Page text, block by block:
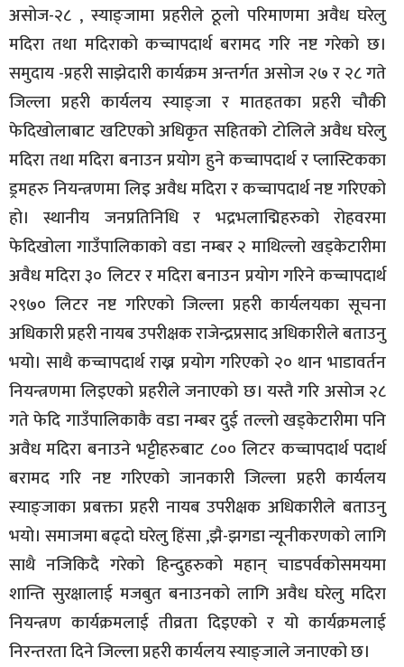
असोज-२८ , स्याङ्जामा प्रहरीले ठूलो परिमाणमा अवैध घरेलु
मदिरा तथा मदिराको कच्चापदार्थ बरामद गरि नष्ट गरेको छ।
समुदाय -प्रहरी साझेदारी कार्यक्रम अन्तर्गत असोज २७ र २८ गते
जिल्ला प्रहरी कार्यलय स्याङ्जा र मातहतका प्रहरी चौकी
फेदिखोलाबाट खटिएको अधिकृत सहितको टोलिले अवैध घरेलु
मदिरा तथा मदिरा बनाउन प्रयोग हुने कच्चापदार्थ र प्लास्टिकका
ड्रमहरु नियन्त्रणमा लिइ अवैध मदिरा र कच्चापदार्थ नष्ट गरिएको
हो। स्थानीय जनप्रतिनिधि र भद्रभलाद्मिहरुको रोहवरमा
फेदिखोला गाउँपालिकाको वडा नम्बर २ माथिल्लो खड्केटारीमा
अवैध मदिरा ३० लिटर र मदिरा बनाउन प्रयोग गरिने कच्चापदार्थ
२९७० लिटर नष्ट गरिएको जिल्ला प्रहरी कार्यलयका सूचना
अधिकारी प्रहरी नायब उपरीक्षक राजेन्द्रप्रसाद अधिकारीले बताउनु
भयो। साथै कच्चापदार्थ राख्न प्रयोग गरिएको २० थान भाडावर्तन
नियन्त्रणमा लिइएको प्रहरीले जनाएको छ। यस्तै गरि असोज २८
गते फेदि गाउँपालिकाकै वडा नम्बर दुई तल्लो खड्केटारीमा पनि
अवैध मदिरा बनाउने भट्टीहरुबाट ८०० लिटर कच्चापदार्थ पदार्थ
बरामद गरि नष्ट गरिएको जानकारी जिल्ला प्रहरी कार्यलय
स्याङ्जाका प्रबक्ता प्रहरी नायब उपरीक्षक अधिकारीले बताउनु
भयो। समाजमा बढ्दो घरेलु हिंसा ,झै-झगडा न्यूनीकरणको लागि
साथै नजिकिदै गरेको हिन्दुहरुको महान् चाडपर्वकोसमयमा
शान्ति सुरक्षालाई मजबुत बनाउनको लागि अवैध घरेलु मदिरा
नियन्त्रण कार्यक्रमलाई तीव्रता दिइएको र यो कार्यक्रमलाई
निरन्तरता दिने जिल्ला प्रहरी कार्यलय स्याङ्जाले जनाएको छ।